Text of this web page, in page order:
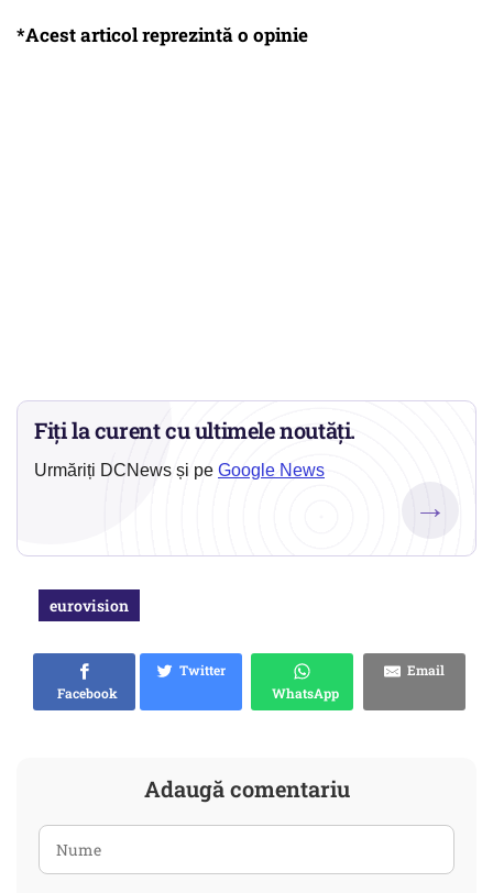
*Acest articol reprezintă o opinie
Fiți la curent cu ultimele noutăți.
Urmăriți DCNews și pe Google News
→
eurovision
Facebook
Twitter
WhatsApp
Email
Adaugă comentariu